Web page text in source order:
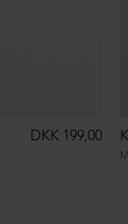
DKK 199,00
M